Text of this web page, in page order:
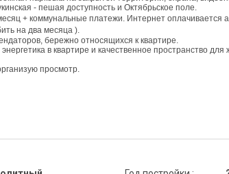
- пешая доступность и Октябрьское поле.
+ коммунальные платежи. Интернет оплачивается
на два месяца ).
бережно относящихся к квартире.
в квартире и качественное пространство
просмотр.